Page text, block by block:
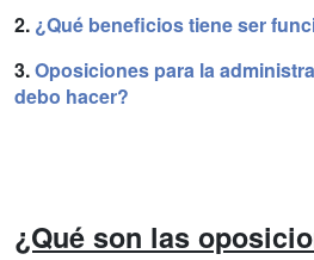
2. ¿Qué beneficios tiene ser
3.Oposiciones para la
debo hacer?
¿Qué son las